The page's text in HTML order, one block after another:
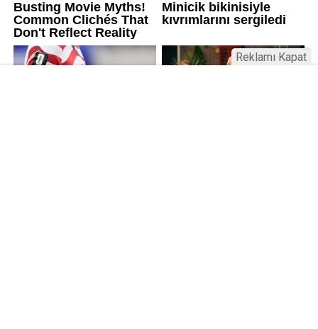
Reklamı Kapat